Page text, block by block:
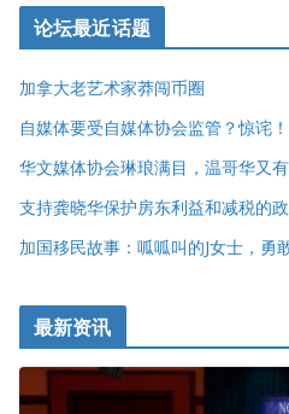
论坛最近话题
加拿大老艺术家莽闯币圈
自媒体要受自媒体协会监管？惊诧！
华文媒体协会琳琅满目，温哥华又
支持龚晓华保护房东利益和减税的
加国移民故事：呱呱叫的J女士，勇
最新资讯